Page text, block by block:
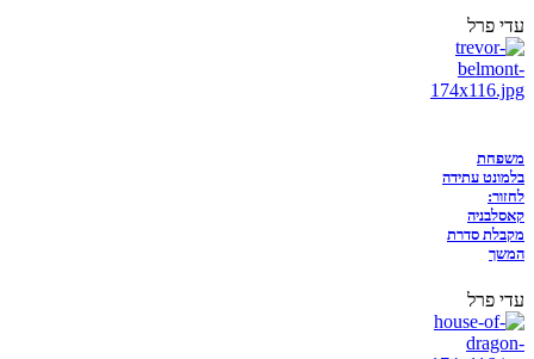
עדי פרל
משפחת
בלמונט עתידה
לחזור:
קאסלבניה
מקבלת סדרת
המשך
עדי פרל